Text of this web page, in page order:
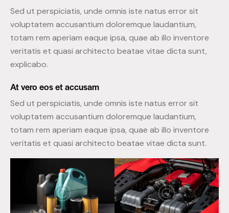
Sed ut perspiciatis, unde omnis iste natus error sit
voluptatem accusantium doloremque laudantium,
totam rem aperiam eaque ipsa, quae ab illo inventore
veritatis et quasi architecto beatae vitae dicta sunt,
explicabo.
At vero eos et accusam
Sed ut perspiciatis, unde omnis iste natus error sit
voluptatem accusantium doloremque laudantium,
totam rem aperiam eaque ipsa, quae ab illo inventore
veritatis et quasi architecto beatae vitae dicta sunt.